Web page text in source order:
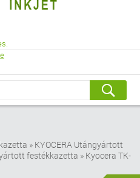
» KYOCERA Utángyártott
festékkazetta » Kyocera TK-